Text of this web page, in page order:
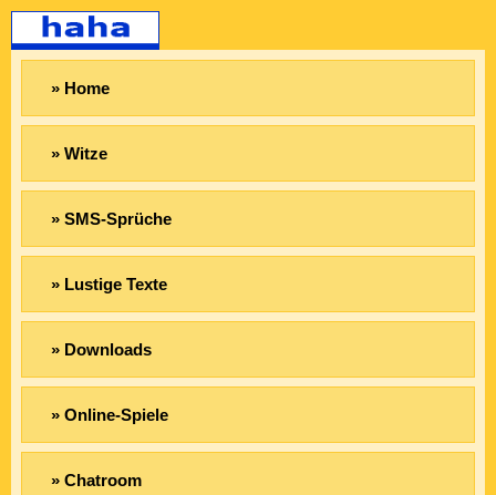
» Home
» Witze
» SMS-Sprüche
» Lustige Texte
» Downloads
» Online-Spiele
» Chatroom